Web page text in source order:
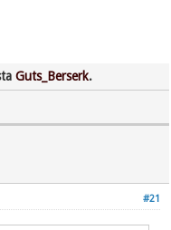
haciéndolo.
Guts_Berserk.
#21